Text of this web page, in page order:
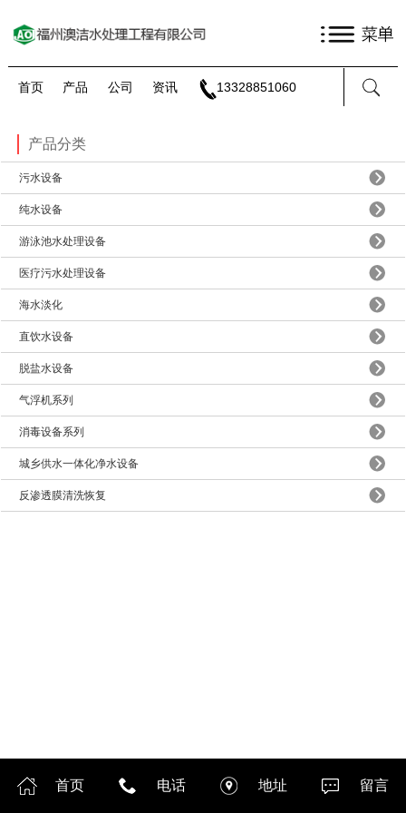
首页 产品 公司 资讯 13328851060
产品分类
污水设备
纯水设备
游泳池水处理设备
医疗污水处理设备
海水淡化
直饮水设备
脱盐水设备
气浮机系列
消毒设备系列
城乡供水一体化净水设备
反渗透膜清洗恢复
首页 电话 地址 留言